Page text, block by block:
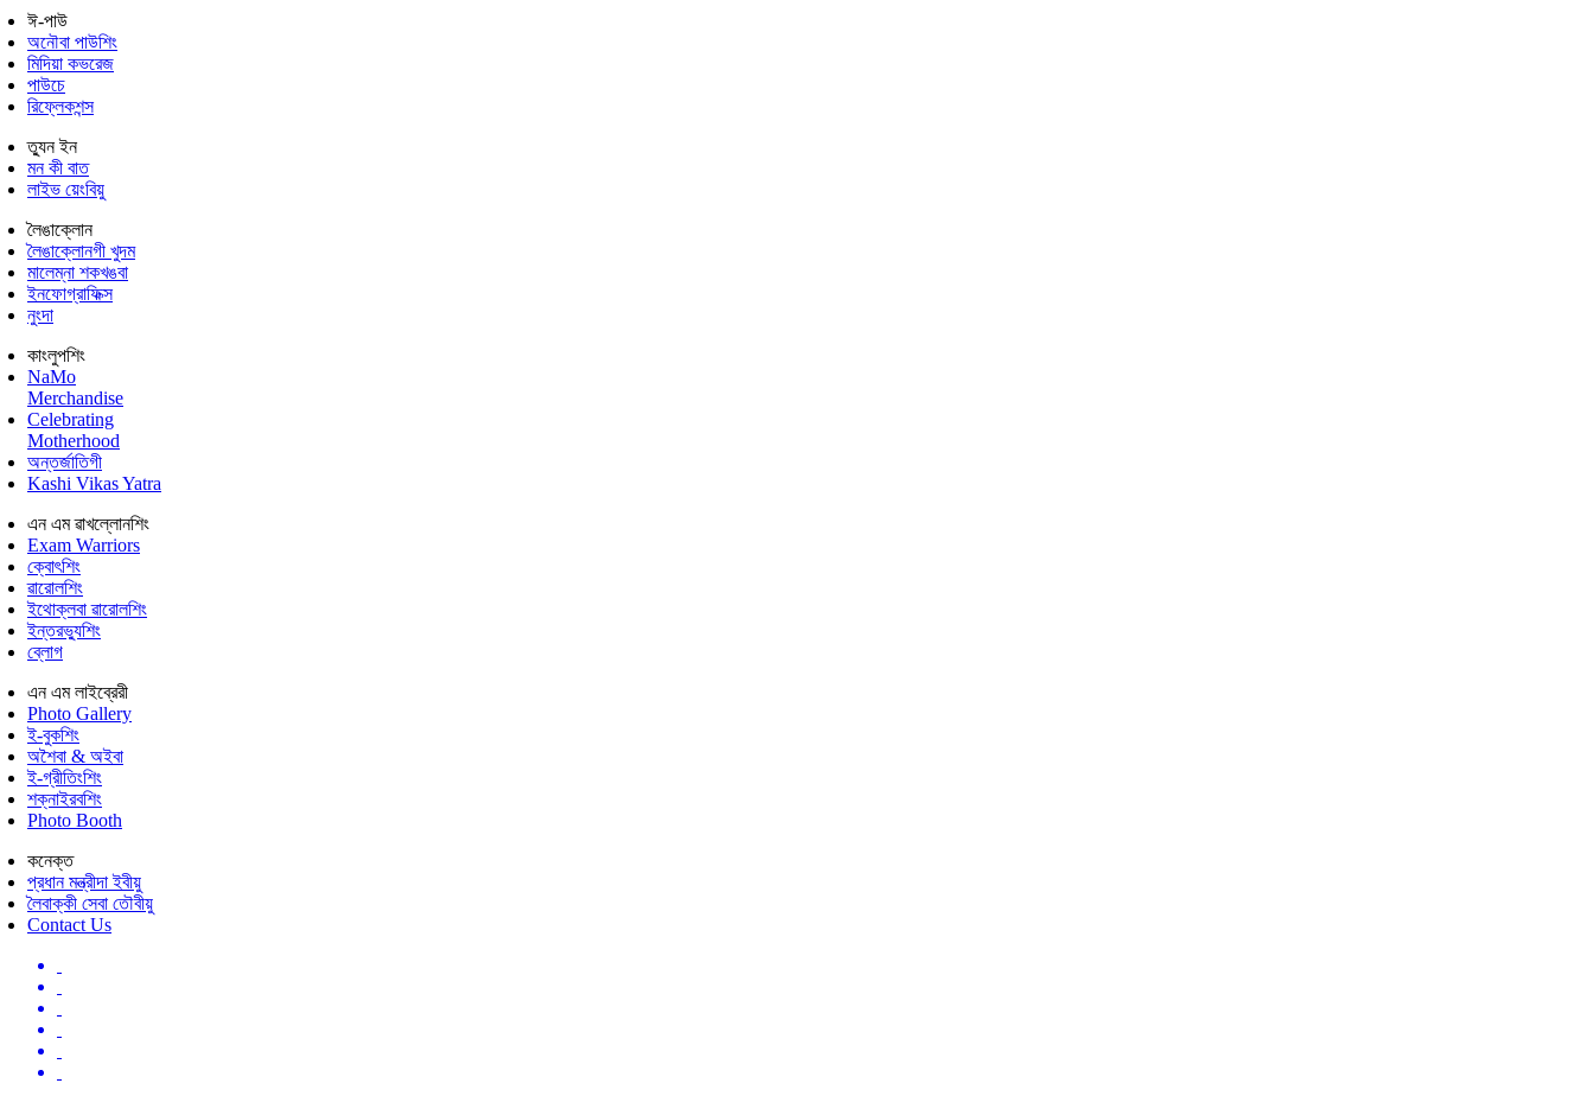
ঈ-পাউ
অনৌবা পাউশিং
মিদিয়া কভরেজ
পাউচে
রিফ্লেকশন্স
ত্যুন ইন
মন কী বাত
লাইভ য়েংবিয়ু
লৈঙাক্লোন
লৈঙাক্লোনগী খুদম
মালেম্না শকখঙবা
ইনফোগ্রাফিক্স
নুংদা
কাংলুপশিং
NaMo
Merchandise
Celebrating
Motherhood
অন্তর্জাতিগী
Kashi Vikas Yatra
এন এম ৱাখল্লোনশিং
Exam Warriors
ক্বোৎশিং
ৱারোলশিং
ইথোক্লবা ৱারোলশিং
ইন্তরভ্যুশিং
ব্লোগ
এন এম লাইব্রেরী
Photo Gallery
ই-বুকশিং
অশৈবা & অইবা
ই-গ্রীতিংশিং
শক্নাইরবশিং
Photo Booth
কনেক্ত
প্রধান মন্ত্রীদা ইবীয়ু
লৈবাক্কী সেবা তৌবীয়ু
Contact Us